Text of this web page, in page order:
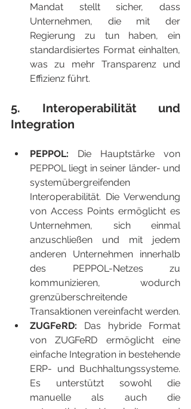
Mandat stellt sicher, dass
Unternehmen, die mit der
Regierung zu tun haben, ein
standardisiertes Format einhalten,
was zu mehr Transparenz und
Effizienz führt.
5. Interoperabilität und
Integration
PEPPOL: Die Hauptstärke von
PEPPOL liegt in seiner länder- und
systemübergreifenden
Interoperabilität. Die Verwendung
von Access Points ermöglicht es
Unternehmen, sich einmal
anzuschließen und mit jedem
anderen Unternehmen innerhalb
des PEPPOL-Netzes zu
kommunizieren, wodurch
grenzüberschreitende
Transaktionen vereinfacht werden.
ZUGFeRD: Das hybride Format
von ZUGFeRD ermöglicht eine
einfache Integration in bestehende
ERP- und Buchhaltungssysteme.
Es unterstützt sowohl die
manuelle als auch die